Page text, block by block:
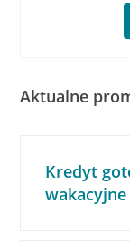
Aktualne
Kredyt